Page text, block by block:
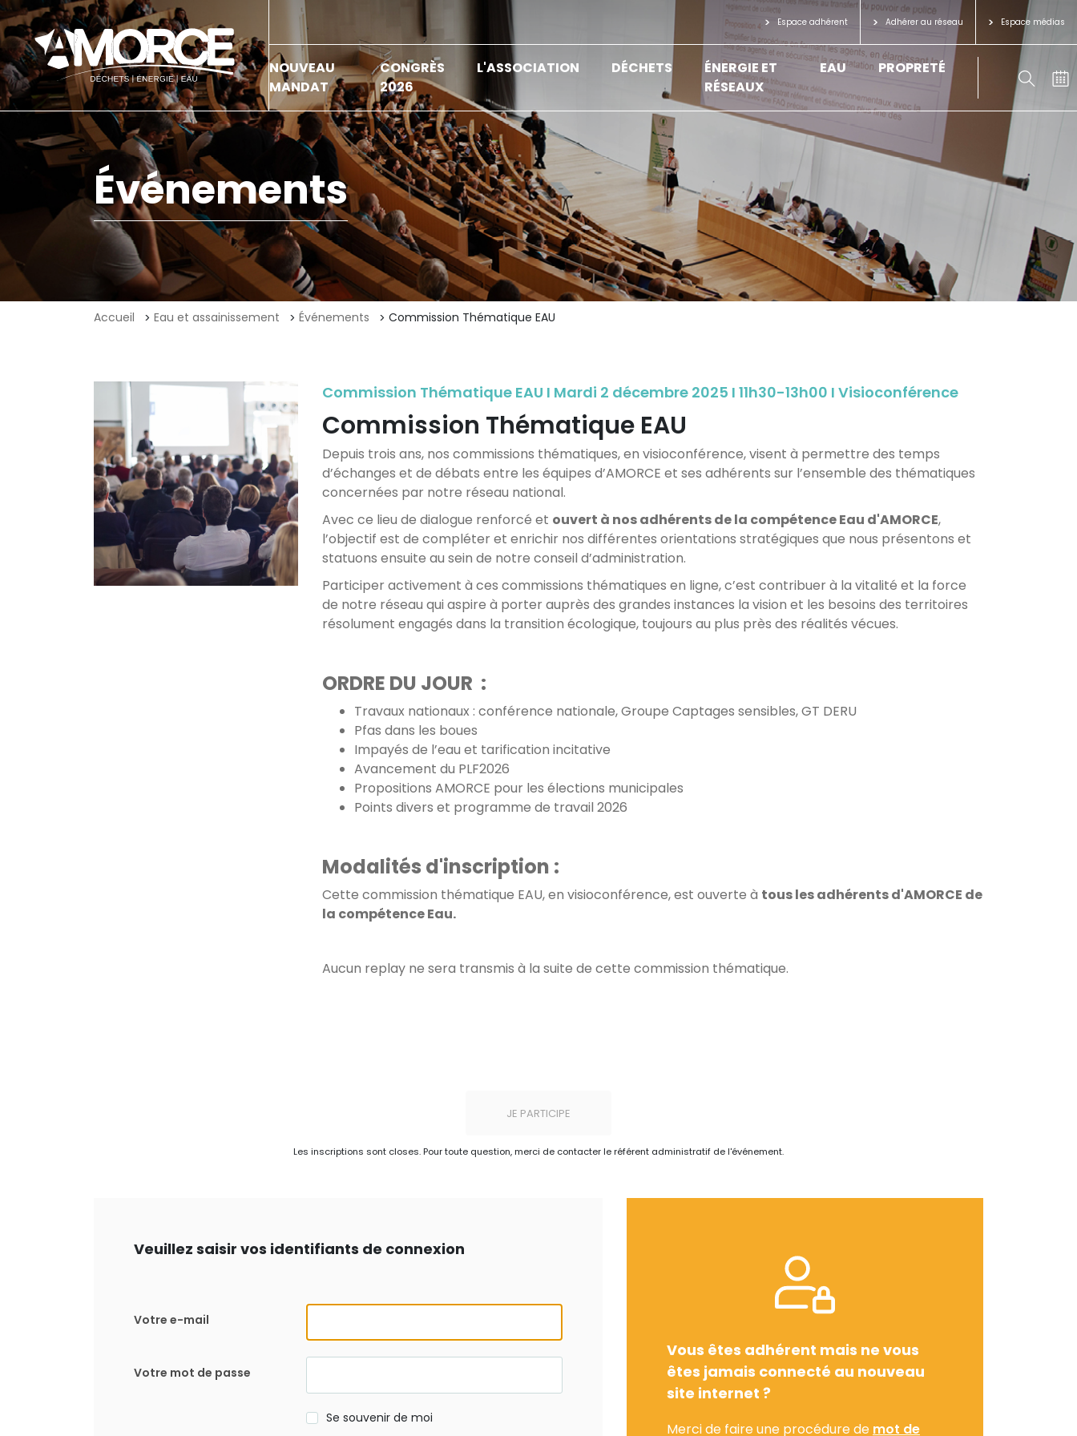
Espace adhérent Adhérer au réseau Espace médias
NOUVEAU
MANDAT
CONGRÈS
2026
L'ASSOCIATION DÉCHETS
ÉNERGIE ET
RÉSEAUX
EAU PROPRETÉ
Événements
Accueil Eau et assainissement Événements Commission Thématique EAU
Commission Thématique EAU I Mardi 2 décembre 2025 I 11h30-13h00 I Visioconférence
Commission Thématique EAU
Depuis trois ans, nos commissions thématiques, en visioconférence, visent à permettre des temps
d’échanges et de débats entre les équipes d’AMORCE et ses adhérents sur l’ensemble des thématiques
concernées par notre réseau national.
Avec ce lieu de dialogue renforcé et ouvert à nos adhérents de la compétence Eau d'AMORCE,
l’objectif est de compléter et enrichir nos différentes orientations stratégiques que nous présentons et
statuons ensuite au sein de notre conseil d’administration.
Participer activement à ces commissions thématiques en ligne, c’est contribuer à la vitalité et la force
de notre réseau qui aspire à porter auprès des grandes instances la vision et les besoins des territoires
résolument engagés dans la transition écologique, toujours au plus près des réalités vécues.
ORDRE DU JOUR :
Travaux nationaux : conférence nationale, Groupe Captages sensibles, GT DERU
Pfas dans les boues
Impayés de l’eau et tarification incitative
Avancement du PLF2026
Propositions AMORCE pour les élections municipales
Points divers et programme de travail 2026
Modalités d'inscription :
Cette commission thématique EAU, en visioconférence, est ouverte à tous les adhérents d'AMORCE de
la compétence Eau.
Aucun replay ne sera transmis à la suite de cette commission thématique.
JE PARTICIPE
Les inscriptions sont closes. Pour toute question, merci de contacter le référent administratif de l'événement.
Veuillez saisir vos identifiants de connexion
Votre e-mail
Votre mot de passe
Se souvenir de moi
Vous êtes adhérent mais ne vous
êtes jamais connecté au nouveau
site internet ?
Merci de faire une procédure de mot de